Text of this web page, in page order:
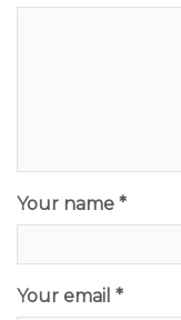
Your name *
Your email *